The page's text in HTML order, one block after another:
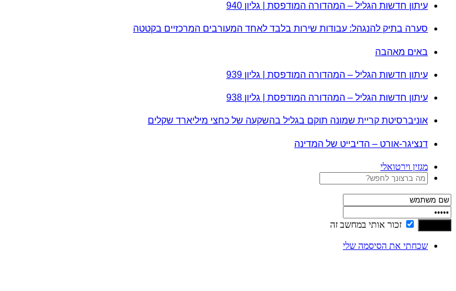
עיתון חדשות הגליל – המהדורה המודפסת | גליון 940
סערה בתיק להנגהל: עבודות שירות בלבד לאחד המעורבים המרכזיים בקטטה
באים מאהבה
עיתון חדשות הגליל – המהדורה המודפסת | גליון 939
עיתון חדשות הגליל – המהדורה המודפסת | גליון 938
אוניברסיטת קריית שמונה תוקם בגליל בהשקעה של כחצי מיליארד שקלים
דנציגר-אורט – הדיבייט של המדינה
מגזין וירטואלי
זכור אותי במחשב זה
שכחתי את הסיסמה שלי